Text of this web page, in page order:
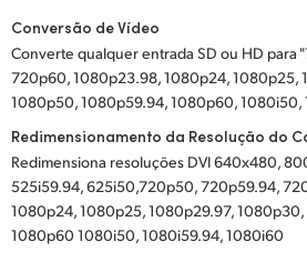
Conversão de Vídeo
Converte qualquer entrada SD ou HD para
720p60, 1080p23.98, 1080p24, 1080p25,
1080p50, 1080p59.94, 1080p60, 1080i50,
Redimensionamento da Resolução do
Redimensiona resoluções DVI 640x480,
525i59.94, 625i50,720p50, 720p59.94,
1080p24, 1080p25, 1080p29.97,
1080p60 1080i50, 1080i59.94, 1080i60